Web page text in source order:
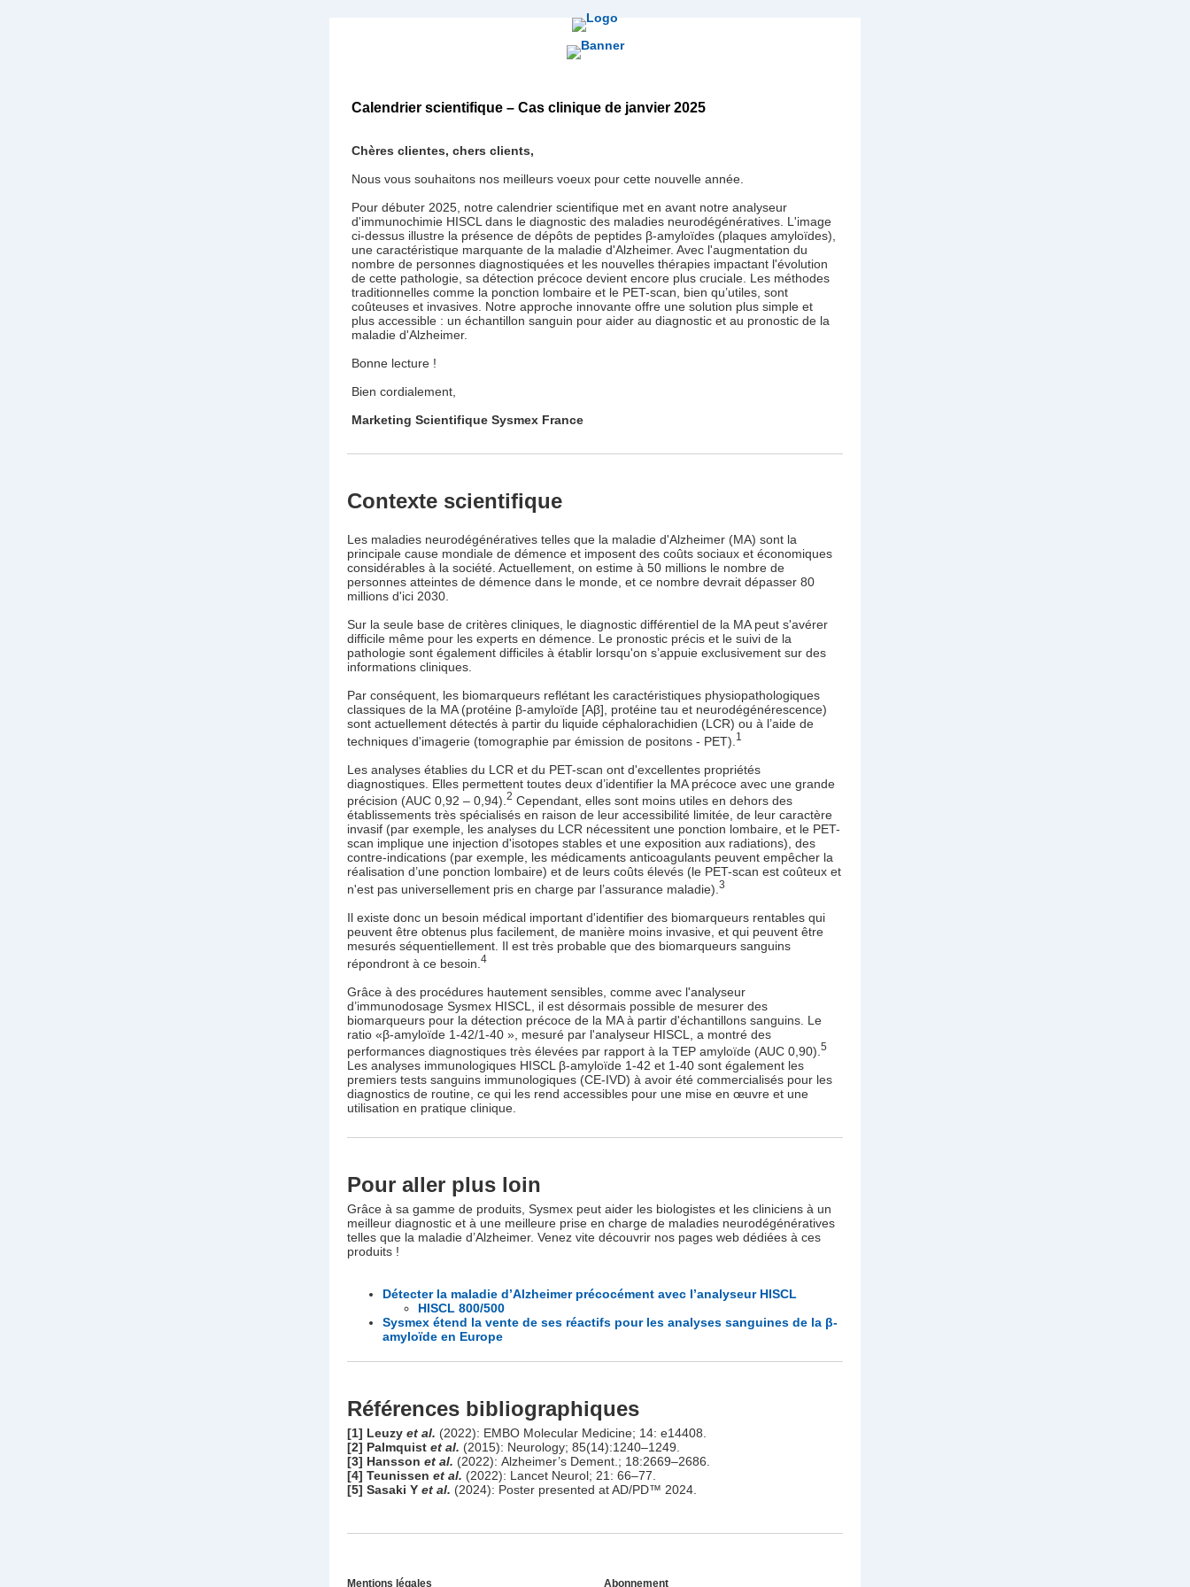
Calendrier scientifique – Cas clinique de janvier 2025
Chères clientes, chers clients,
Nous vous souhaitons nos meilleurs voeux pour cette nouvelle année.
Pour débuter 2025, notre calendrier scientifique met en avant notre analyseur
d'immunochimie HISCL dans le diagnostic des maladies neurodégénératives. L'image
ci-dessus illustre la présence de dépôts de peptides β-amyloïdes (plaques amyloïdes),
une caractéristique marquante de la maladie d'Alzheimer. Avec l'augmentation du
nombre de personnes diagnostiquées et les nouvelles thérapies impactant l'évolution
de cette pathologie, sa détection précoce devient encore plus cruciale. Les méthodes
traditionnelles comme la ponction lombaire et le PET-scan, bien qu’utiles, sont
coûteuses et invasives. Notre approche innovante offre une solution plus simple et
plus accessible : un échantillon sanguin pour aider au diagnostic et au pronostic de la
maladie d'Alzheimer.
Bonne lecture !
Bien cordialement,
Marketing Scientifique Sysmex France
Contexte scientifique
Les maladies neurodégénératives telles que la maladie d'Alzheimer (MA) sont la
principale cause mondiale de démence et imposent des coûts sociaux et économiques
considérables à la société. Actuellement, on estime à 50 millions le nombre de
personnes atteintes de démence dans le monde, et ce nombre devrait dépasser 80
millions d'ici 2030.
Sur la seule base de critères cliniques, le diagnostic différentiel de la MA peut s'avérer
difficile même pour les experts en démence. Le pronostic précis et le suivi de la
pathologie sont également difficiles à établir lorsqu'on s’appuie exclusivement sur des
informations cliniques.
Par conséquent, les biomarqueurs reflétant les caractéristiques physiopathologiques
classiques de la MA (protéine β-amyloïde [Aβ], protéine tau et neurodégénérescence)
sont actuellement détectés à partir du liquide céphalorachidien (LCR) ou à l’aide de
techniques d'imagerie (tomographie par émission de positons - PET). 1
Les analyses établies du LCR et du PET-scan ont d'excellentes propriétés
diagnostiques. Elles permettent toutes deux d’identifier la MA précoce avec une grande
précision (AUC 0,92 – 0,94).2 Cependant, elles sont moins utiles en dehors des
établissements très spécialisés en raison de leur accessibilité limitée, de leur caractère
invasif (par exemple, les analyses du LCR nécessitent une ponction lombaire, et le PET-
scan implique une injection d'isotopes stables et une exposition aux radiations), des
contre-indications (par exemple, les médicaments anticoagulants peuvent empêcher la
réalisation d’une ponction lombaire) et de leurs coûts élevés (le PET-scan est coûteux et
n'est pas universellement pris en charge par l’assurance maladie). 3
Il existe donc un besoin médical important d'identifier des biomarqueurs rentables qui
peuvent être obtenus plus facilement, de manière moins invasive, et qui peuvent être
mesurés séquentiellement. Il est très probable que des biomarqueurs sanguins
répondront à ce besoin. 4
Grâce à des procédures hautement sensibles, comme avec l'analyseur
d’immunodosage Sysmex HISCL, il est désormais possible de mesurer des
biomarqueurs pour la détection précoce de la MA à partir d'échantillons sanguins. Le
ratio «β-amyloïde 1-42/1-40 », mesuré par l'analyseur HISCL, a montré des
performances diagnostiques très élevées par rapport à la TEP amyloïde (AUC 0,90).5
Les analyses immunologiques HISCL β-amyloïde 1-42 et 1-40 sont également les
premiers tests sanguins immunologiques (CE-IVD) à avoir été commercialisés pour les
diagnostics de routine, ce qui les rend accessibles pour une mise en œuvre et une
utilisation en pratique clinique.
Pour aller plus loin
Grâce à sa gamme de produits, Sysmex peut aider les biologistes et les cliniciens à un
meilleur diagnostic et à une meilleure prise en charge de maladies neurodégénératives
telles que la maladie d’Alzheimer. Venez vite découvrir nos pages web dédiées à ces
produits !
Détecter la maladie d’Alzheimer précocément avec l’analyseur HISCL
HISCL 800/500
Sysmex étend la vente de ses réactifs pour les analyses sanguines de la β-
amyloïde en Europe
Références bibliographiques
[1] Leuzy et al. (2022): EMBO Molecular Medicine; 14: e14408.
[2] Palmquist et al. (2015): Neurology; 85(14):1240–1249.
[3] Hansson et al. (2022): Alzheimer’s Dement.; 18:2669–2686.
[4] Teunissen et al. (2022): Lancet Neurol; 21: 66–77.
[5] Sasaki Y et al. (2024): Poster presented at AD/PD™ 2024.
Mentions légales Abonnement